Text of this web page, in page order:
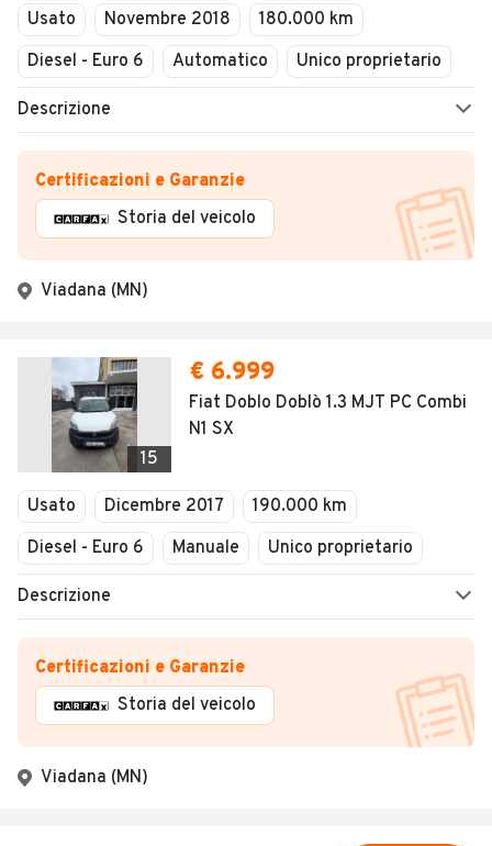
Usato Novembre 2018
180.000 km
Diesel - Euro 6
Automatico Unico proprietario
Descrizione
Certificazioni e Garanzie
Storia del veicolo
Viadana (MN)
15
€ 6.999
Fiat Doblo Doblò 1.3 MJT PC Combi
N1 SX
Usato Dicembre 2017
190.000 km
Diesel - Euro 6
Manuale Unico proprietario
Descrizione
Certificazioni e Garanzie
Storia del veicolo
Viadana (MN)